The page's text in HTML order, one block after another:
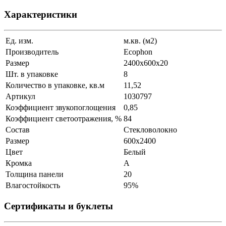
Характеристики
Ед. изм.
м.кв. (м2)
Производитель
Ecophon
Размер
2400x600x20
Шт. в упаковке
8
Количество в упаковке, кв.м
11,52
Артикул
1030797
Коэффициент звукопоглощения
0,85
Коэффициент светоотражения, % 84
Состав
Стекловолокно
Размер
600x2400
Цвет
Белый
Кромка
A
Толщина панели
20
Влагостойкость
95%
Сертификаты и буклеты